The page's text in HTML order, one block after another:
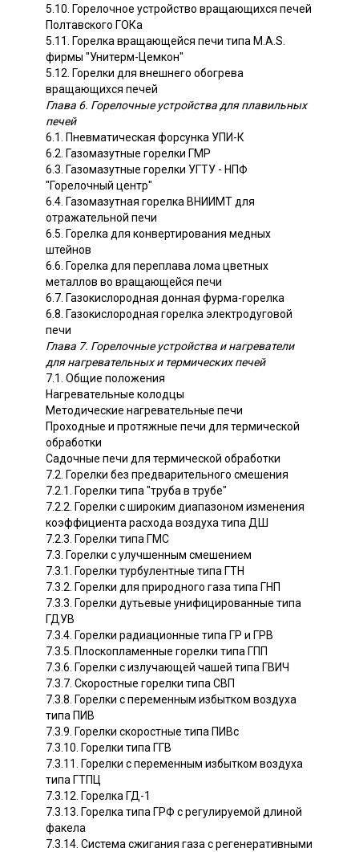
5.10. Горелочное устройство вращающихся печей
Полтавского ГОКа
5.11. Горелка вращающейся печи типа M.A.S.
фирмы "Унитерм-Цемкон"
5.12. Горелки для внешнего обогрева
вращающихся печей
Глава 6. Горелочные устройства для плавильных
печей
6.1. Пневматическая форсунка УПИ-К
6.2. Газомазутные горелки ГМР
6.3. Газомазутные горелки УГТУ - НПФ
"Горелочный центр"
6.4. Газомазутная горелка ВНИИМТ для
отражательной печи
6.5. Горелка для конвертирования медных
штейнов
6.6. Горелка для переплава лома цветных
металлов во вращающейся печи
6.7. Газокислородная донная фурма-горелка
6.8. Газокислородная горелка электродуговой
печи
Глава 7. Горелочные устройства и нагреватели
для нагревательных и термических печей
7.1. Общие положения
Нагревательные колодцы
Методические нагревательные печи
Проходные и протяжные печи для термической
обработки
Садочные печи для термической обработки
7.2. Горелки без предварительного смешения
7.2.1. Горелки типа "труба в трубе"
7.2.2. Горелки с широким диапазоном изменения
коэффициента расхода воздуха типа ДШ
7.2.3. Горелки типа ГМС
7.3. Горелки с улучшенным смешением
7.3.1. Горелки турбулентные типа ГТН
7.3.2. Горелки для природного газа типа ГНП
7.3.3. Горелки дутьевые унифицированные типа
ГДУВ
7.3.4. Горелки радиационные типа ГР и ГРВ
7.3.5. Плоскопламенные горелки типа ГПП
7.3.6. Горелки с излучающей чашей типа ГВИЧ
7.3.7. Скоростные горелки типа СВП
7.3.8. Горелки с переменным избытком воздуха
типа ПИВ
7.3.9. Горелки скоростные типа ПИВс
7.3.10. Горелки типа ГГВ
7.3.11. Горелки с переменным избытком воздуха
типа ГТПЦ
7.3.12. Горелка ГД-1
7.3.13. Горелка типа ГРФ с регулируемой длиной
факела
7.3.14. Система сжигания газа с регенеративными